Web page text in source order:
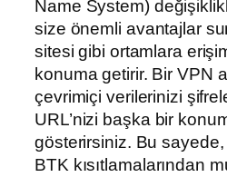
Name System)
size önemli avantajlar
sitesi gibi ortamlara
konuma getirir. Bir VPN
çevrimiçi verilerinizi
URL’nizi başka bir
gösterirsiniz. Bu
BTK kısıtlamalarından